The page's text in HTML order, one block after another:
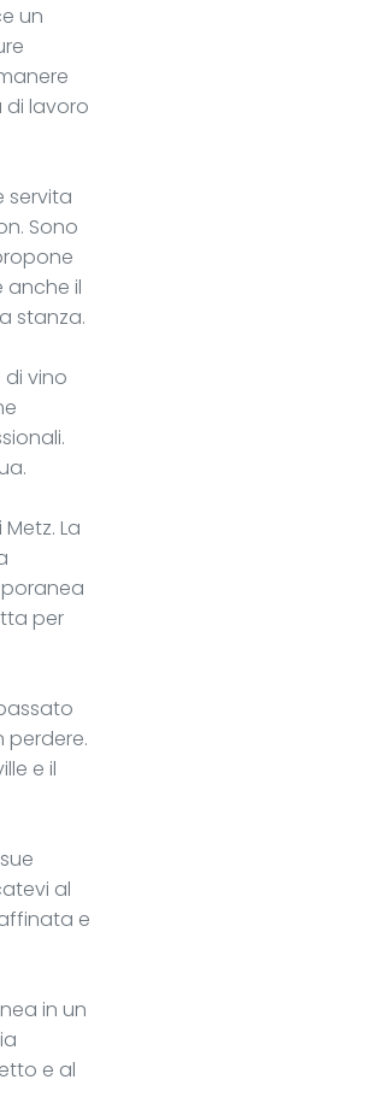
un
di lavoro
servita
Sono
anche il
stanza.
vino
La
per
perdere.
e il
al
e
in un
e al